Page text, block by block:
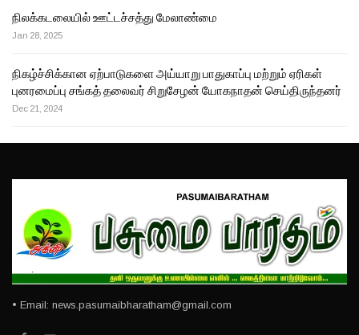
நிலக்கடலையில் ஊட்டச்சத்து மேலாண்மை
Jan 28, 2025
நிகழ்ச்சிக்கான ஏற்பாடுகளை அய்யாறு பாதுகாப்பு மற்றும் ஏரிகள்
புனரமைப்பு சங்கத் தலைவர் சிறுசேழன் யோகநாதன் செய்திருந்தனர்
Dec 21, 2024
• Email: news.pasumaibharatham@gmail.com